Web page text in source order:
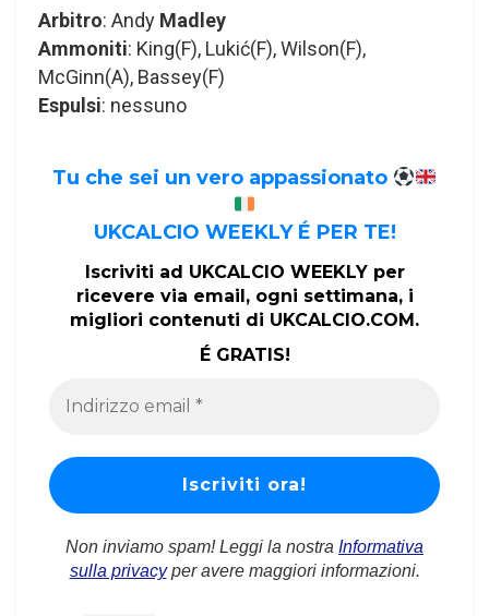
Arbitro: Andy Madley
Ammoniti: King(F), Lukić(F), Wilson(F),
McGinn(A), Bassey(F)
Espulsi: nessuno
Tu che sei un vero appassionato
UKCALCIO WEEKLY É PER TE!
Iscriviti ad UKCALCIO WEEKLY per
ricevere via email, ogni settimana, i
migliori contenuti di UKCALCIO.COM.
É GRATIS!
Non inviamo spam! Leggi la nostra Informativa
sulla privacyper avere maggiori informazioni.